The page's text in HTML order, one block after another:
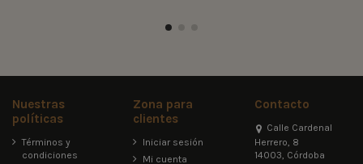
Nuestras
políticas
Términos y
condiciones
Zona para
clientes
Iniciar sesión
Mi cuenta
Contacto
Calle Cardenal
Herrero, 8
14003, Córdoba